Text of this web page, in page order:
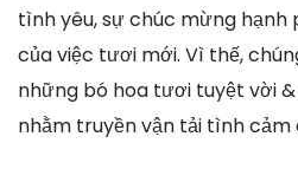
tình yêu, sự chúc mừng
của việc tươi mới. Vì thế,
những bó hoa tươi tuyệt vời
nhằm truyền vận tải tình cảm